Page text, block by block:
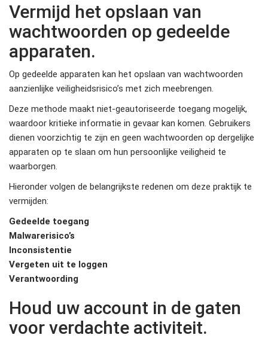
Vermijd het opslaan van
wachtwoorden op gedeelde
apparaten.
Op gedeelde apparaten kan het opslaan van wachtwoorden
aanzienlijke veiligheidsrisico’s met zich meebrengen.
Deze methode maakt niet-geautoriseerde toegang mogelijk,
waardoor kritieke informatie in gevaar kan komen. Gebruikers
dienen voorzichtig te zijn en geen wachtwoorden op dergelijke
apparaten op te slaan om hun persoonlijke veiligheid te
waarborgen.
Hieronder volgen de belangrijkste redenen om deze praktijk te
vermijden:
Gedeelde toegang
Malwarerisico’s
Inconsistentie
Vergeten uit te loggen
Verantwoording
Houd uw account in de gaten
voor verdachte activiteit.